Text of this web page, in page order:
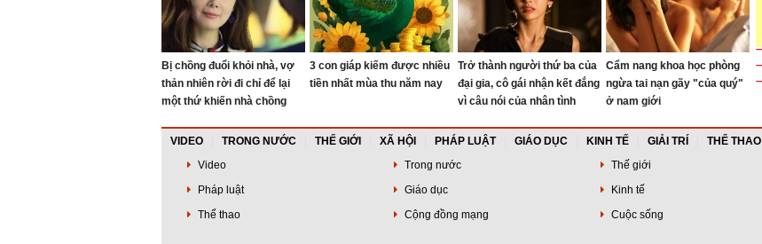
Bị chồng đuổi khỏi nhà, vợ
thản nhiên rời đi chỉ để lại
một thứ khiến nhà chồng
3 con giáp kiếm được nhiều
tiền nhất mùa thu năm nay
Trở thành người thứ ba của
đại gia, cô gái nhận kết đắng
vì câu nói của nhân tình
Cẩm nang khoa học phòng
ngừa tai nạn gãy "của quý"
ở nam giới
VIDEO TRONG NƯỚC THẾ GIỚI XÃ HỘI PHÁP LUẬT GIÁO DỤC KINH TẾ GIẢI TRÍ THỂ THAO
Video
Trong nước Thế giới
Pháp luật
Giáo dục Kinh tế
Thể thao
Cộng đồng mạng Cuộc sống